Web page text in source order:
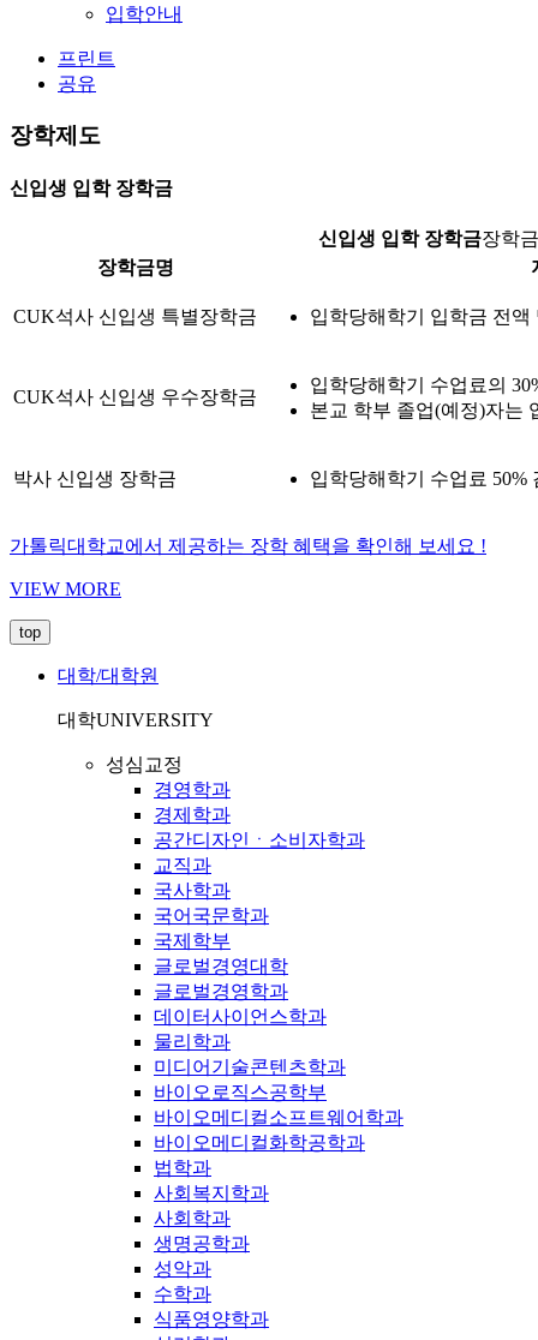
입학안내
프린트
공유
장학제도
신입생 입학 장학금
신입생 입학 장학금장학
장학금명
CUK석사 신입생 특별장학금 입학당해학기 입학금 전액
CUK석사 신입생 우수장학금
입학당해학기 수업료의
본교 학부 졸업(예정)자는
박사 신입생 장학금 입학당해학기 수업료 50%
가톨릭대학교에서 제공하는 장학 혜택을 확인해 보세요 !
VIEW MORE
top
대학/대학원
대학UNIVERSITY
성심교정
경영학과
경제학과
공간디자인ㆍ소비자학과
교직과
국사학과
국어국문학과
국제학부
글로벌경영대학
글로벌경영학과
데이터사이언스학과
물리학과
미디어기술콘텐츠학과
바이오로직스공학부
바이오메디컬소프트웨어학과
바이오메디컬화학공학과
법학과
사회복지학과
사회학과
생명공학과
성악과
수학과
식품영양학과